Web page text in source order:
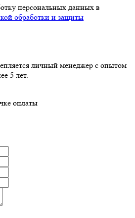
персональных данных в
обработки и защиты
личный менеджер с опытом
5 лет.
оплаты